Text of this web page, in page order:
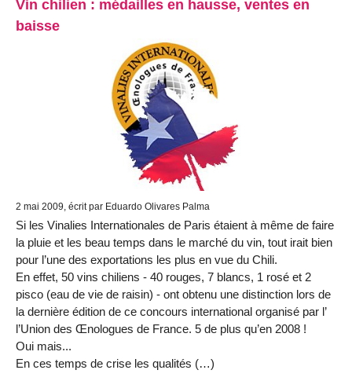
Vin chilien : médailles en hausse, ventes en
baisse
2 mai 2009, écrit par Eduardo Olivares Palma
Si les Vinalies Internationales de Paris étaient à même de faire
la pluie et les beau temps dans le marché du vin, tout irait bien
pour l’une des exportations les plus en vue du Chili.
En effet, 50 vins chiliens - 40 rouges, 7 blancs, 1 rosé et 2
pisco (eau de vie de raisin) - ont obtenu une distinction lors de
la dernière édition de ce concours international organisé par l’
l’Union des Œnologues de France. 5 de plus qu’en 2008 !
Oui mais...
En ces temps de crise les qualités (…)